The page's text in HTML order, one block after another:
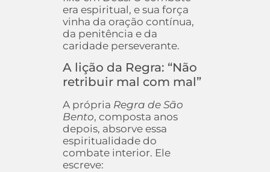
era espiritual, e sua força
vinha da oração contínua,
da penitência e da
caridade perseverante.
A lição da Regra: “Não
retribuir mal com mal”
A própria Regra de São
Bento, composta anos
depois, absorve essa
espiritualidade do
combate interior. Ele
escreve: